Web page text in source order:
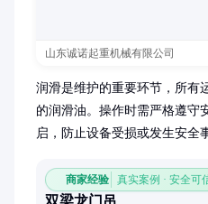
山东诚诺起重机械有限公司
润滑是维护的重要环节，所有
的润滑油。操作时需严格遵守
启，防止设备受损或发生安全
商家经验 真实案例 · 安全可
双梁龙门吊